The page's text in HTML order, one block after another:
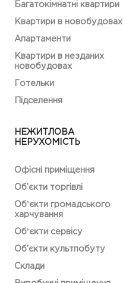
Багатокімнатні квартири
Квартири в новобудовах
Апартаменти
Квартири в незданих
новобудовах
Готельки
Підселення
НЕЖИТЛОВА
НЕРУХОМІСТЬ
Офісні приміщення
Об’єкти торгівлі
Обʼєкти громадського
харчування
Обʼєкти сервісу
Об’єкти культпобуту
Склади